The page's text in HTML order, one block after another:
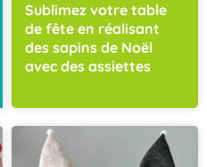
Sublimez votre table
de fête en réalisant
des sapins de Noël
avec des assiettes